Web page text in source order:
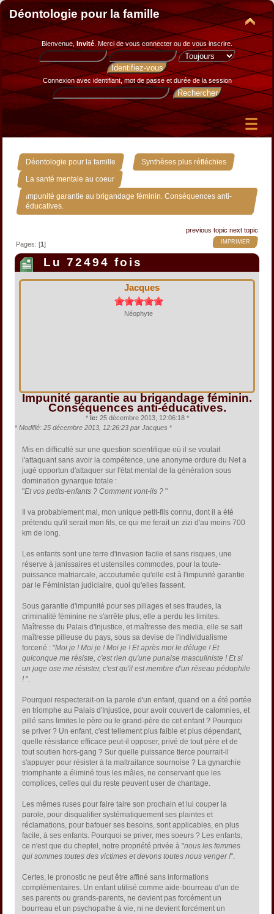
Déontologie pour la famille
Bienvenue, Invité. Merci devous connecter ou de vous inscrire.
Connexion avec identifiant, mot de passe et durée de la session
Déontologie pour la famille » Synthèses plus réfléchies »
La santé mentale au coeur »
Impunité garantie au brigandage féminin. Conséquences anti-
éducatives.
previous topic next topic
IMPRIMER
Pages: [1]
Lu 72494 fois
Jacques
Néophyte
Impunité garantie au brigandage féminin.
Conséquences anti-éducatives.
* le: 25 décembre 2013, 12:06:18 *
* Modifié: 25 décembre 2013, 12:26:23 par Jacques *
Mis en difficulté sur une question scientifique où il se voulait
l'attaquant sans avoir la compétence, une anonyme ordure du Net a
jugé opportun d'attaquer sur l'état mental de la génération sous
domination gynarque totale :
"Et vos petits-enfants ? Comment vont-ils ?"
Il va probablement mal, mon unique petit-fils connu, dont il a été
prétendu qu'il serait mon fils, ce qui me ferait un zizi d'au moins 700
km de long.
Les enfants sont une terre d'invasion facile et sans risques, une
réserve à janissaires et ustensiles commodes, pour la toute-
puissance matriarcale, accoutumée qu'elle est à l'impunité garantie
par le Féministan judiciaire, quoi qu'elles fassent.
Sous garantie d'impunité pour ses pillages et ses fraudes, la
criminalité féminine ne s'arrête plus, elle a perdu les limites.
Maîtresse du Palais d'Injustice, et maîtresse des media, elle se sait
maîtresse pilleuse du pays, sous sa devise de l'individualisme
forcené : "Moi je ! Moi je ! Moi je ! Et après moi le déluge ! Et
quiconque me résiste, c'est rien qu'une punaise masculiniste ! Et si
un juge ose me résister, c'est qu'il est membre d'un réseau pédophile
!".
Pourquoi respecterait-on la parole d'un enfant, quand on a été portée
en triomphe au Palais d'Injustice, pour avoir couvert de calomnies, et
pillé sans limites le père ou le grand-père de cet enfant ? Pourquoi
se priver ? Un enfant, c'est tellement plus faible et plus dépendant,
quelle résistance efficace peut-il opposer, privé de tout père et de
tout soutien hors-gang ? Sur quelle puissance tierce pourrait-il
s'appuyer pour résister à la maltraitance sournoise ? La gynarchie
triomphante a éliminé tous les mâles, ne conservant que les
complices, celles qui du reste peuvent user de chantage.
Les mêmes ruses pour faire taire son prochain et lui couper la
parole, pour disqualifier systématiquement ses plaintes et
réclamations, pour bafouer ses besoins, sont applicables, en plus
facile, à ses enfants. Pourquoi se priver, mes soeurs ? Les enfants,
ce n'est que du cheptel, notre propriété privée à "nous les femmes
qui sommes toutes des victimes et devons toutes nous venger !".
Certes, le pronostic ne peut être affiné sans informations
complémentaires. Un enfant utilisé comme aide-bourreau d'un de
ses parents ou grands-parents, ne devient pas forcément un
bourreau et un psychopathe à vie, ni ne devient forcément un